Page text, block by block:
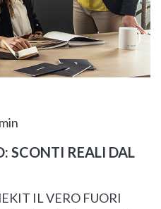
SCONTI REALI DAL
IL VERO FUORI